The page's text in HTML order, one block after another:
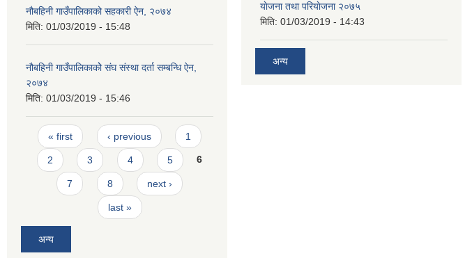
नौबहिनी गाउँपालिकाको सहकारी ऐन, २०७४
मिति: 01/03/2019 - 15:48
नौबहिनी गाउँपालिकाकोे संघ संस्था दर्ता सम्बन्धि ऐन,
२०७४
मिति: 01/03/2019 - 15:46
Pages
« first ‹ previous 1
2 3 4 5 6
7 8 next ›
last »
अन्य
याेजना तथा परियाेजना २०७५
मिति: 01/03/2019 - 14:43
अन्य